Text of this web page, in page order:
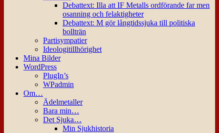
Debattext: Illa att IF Metalls ordförande far men
osanning och felaktigheter
Debattext: M gör långtidssjuka till politiska
bollträn
Partisympatier
Ideologitillhörighet
Mina Bilder
WordPress
PlugIn’s
WPadmin
Om…
Ädelmetaller
Bara min…
Det Sjuka…
Min Sjukhistoria